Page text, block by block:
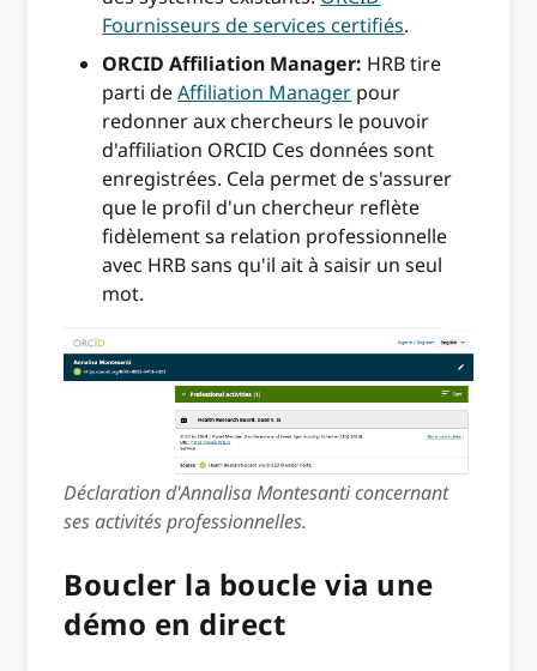
Fournisseurs de services certifiés.
ORCID Affiliation Manager: HRB tire
parti deAffiliation Manager pour
redonner aux chercheurs le pouvoir
d'affiliation ORCID Ces données sont
enregistrées. Cela permet de s'assurer
que le profil d'un chercheur reflète
fidèlement sa relation professionnelle
avec HRB sans qu'il ait à saisir un seul
mot.
Déclaration d'Annalisa Montesanti concernant
ses activités professionnelles.
Boucler la boucle via une
démo en direct